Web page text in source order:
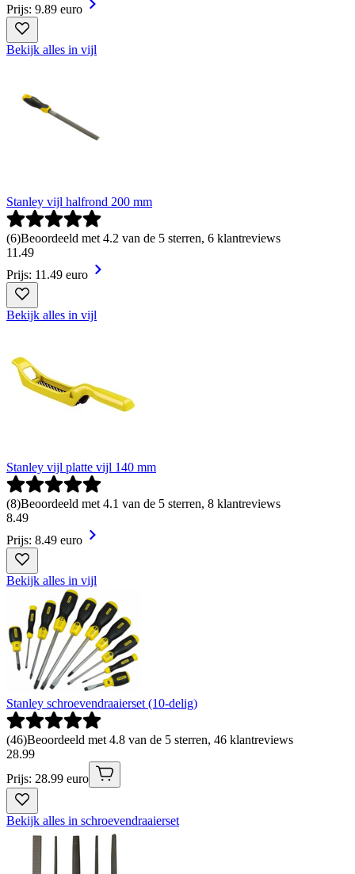
Prijs: 9.89 euro
Bekijk alles in vijl
Stanley vijl halfrond 200 mm
(6)Beoordeeld met 4.2 van de 5 sterren, 6 klantreviews
11 .49
Prijs: 11.49 euro
Bekijk alles in vijl
Stanley vijl platte vijl 140 mm
(8)Beoordeeld met 4.1 van de 5 sterren, 8 klantreviews
8.49
Prijs: 8.49 euro
Bekijk alles in vijl
Stanley schroevendraaierset (10-delig)
(46)Beoordeeld met 4.8 van de 5 sterren, 46 klantreviews
28.99
Prijs: 28.99 euro
Bekijk alles in schroevendraaierset